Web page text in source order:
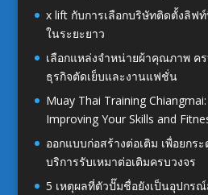
x lift กับการเลือกบริษัทติดตั้งลิฟ
ในระยะยาว
เลือกแหล่งจำหน่ายผ้าคุณภาพ ค
ธุรกิจตัดเย็บและงานแฟชั่น
Muay Thai Training
Improving Your Skills and
ออกแบบก่อสร้างต่อเติม เพื่อยกร
บริการรับเหมาต่อเติมครบวงจร
5 เหตุผลที่ตัวปั๊มชื่อยังเป็นอุปกร